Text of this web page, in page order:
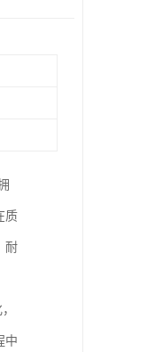
质
耐
中